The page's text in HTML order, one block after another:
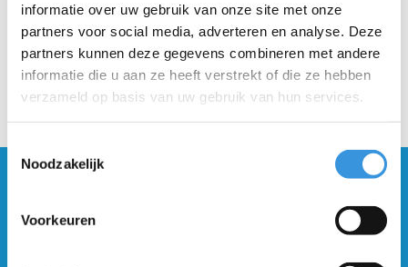
informatie over uw gebruik van onze site met onze
partners voor social media, adverteren en analyse. Deze
partners kunnen deze gegevens combineren met andere
informatie die u aan ze heeft verstrekt of die ze hebben
verzameld op basis van uw gebruik van hun services.
Toestemmingsselectie
Noodzakelijk
Voorkeuren
Blijf op de hoogte en schrijf je in voor onze